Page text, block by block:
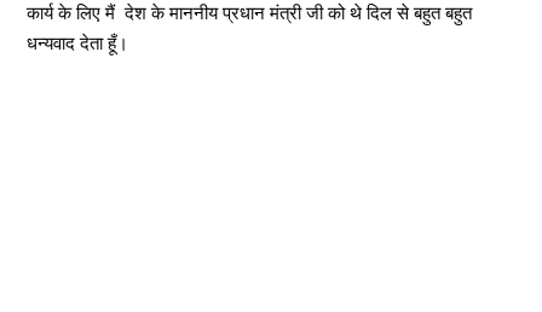
कार्य के लिए मैं देश के माननीय प्रधान मंत्री जी को थे दिल से बहुत बहुत
धन्यवाद देता हूँ।